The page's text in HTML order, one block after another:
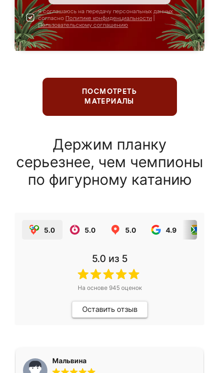
Я соглашаюсь на передачу персональных данных
согласно Политике конфиденциальности
Пользовательскому соглашению
ПОСМОТРЕТЬ
МАТЕРИАЛЫ
Держим планку
серьезнее, чем чемпионы
по фигурному катанию
5.0 5.0 5.0 4.9
5.0 из 5
На основе 945оценок
Оставить отзыв
Мальвина